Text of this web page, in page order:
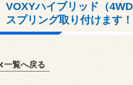
VOXYハイブリッド（
スプリング取り付けます
一覧へ戻る